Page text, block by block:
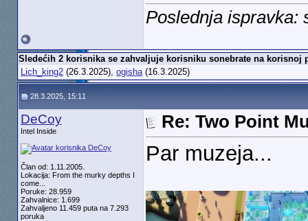
Poslednja ispravka:
Sledećih 2 korisnika se zahvaljuje korisniku sonebrate na korisnoj
Lich_king2(26.3.2025), ogisha(16.3.2025)
28.3.2025, 15:11
DeCoy
Intel Inside
Član od: 1.11.2005.
Lokacija: From the murky depths I
come...
Poruke: 28.959
Zahvalnice: 1.699
Zahvaljeno 11.459 puta na 7.293
poruka
Re: Two Point
Par muzeja...